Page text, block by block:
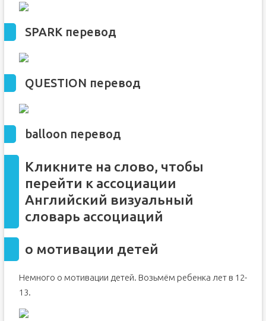
ассоциаций
3. Приём падения в лужу
SPARK перевод
QUESTION перевод
balloon перевод
Кликните на слово, чтобы
перейти к ассоциации
Английский визуальный
словарь ассоциаций
о мотивации детей
Немного о мотивации детей. Возьмём ребенка лет в 12-
13.